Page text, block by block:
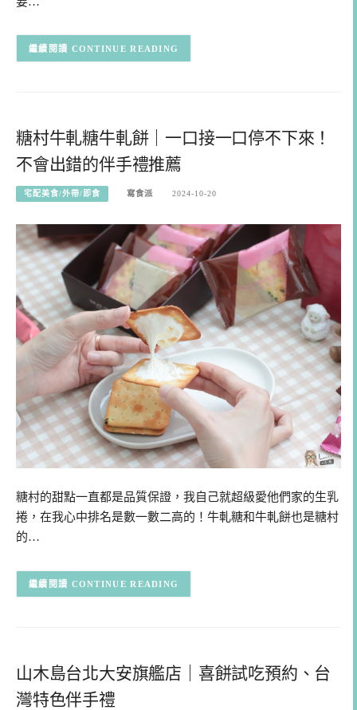
CONTINUE READING
糖村牛軋糖牛軋餅｜一口接一口停不下來！
不會出錯的伴手禮推薦
宅配美食/外帶/即食 寫食派 2024-10-20
糖村的甜點一直都是品質保證，我自己就超級愛他們家的生乳
捲，在我心中排名是數一數二高的！牛軋糖和牛軋餅也是糖村
的…
CONTINUE READING
山木島台北大安旗艦店｜喜餅試吃預約、台
灣特色伴手禮